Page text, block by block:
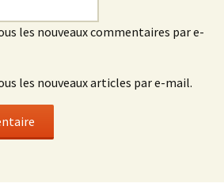
les nouveaux commentaires par e-
les nouveaux articles par e-mail.